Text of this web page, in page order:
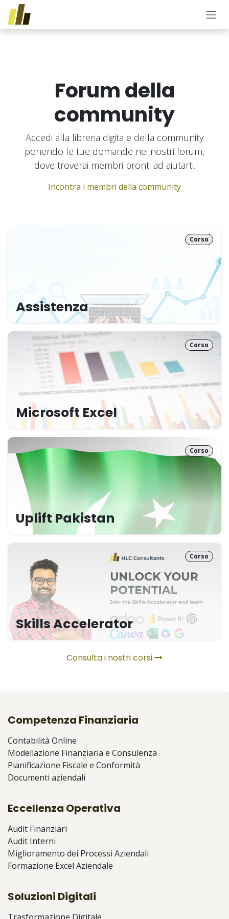
Passa al contenuto
Forum della
community
Accedi alla libreria digitale della community
ponendo le tue domande nei nostri forum,
dove troverai membri pronti ad aiutarti.
Incontra i membri della community
Corso
Assistenza
Corso
Microsoft Excel
Corso
Uplift Pakistan
Corso
Skills Accelerator
Consulta i nostri corsi
Competenza Finanziaria
Contabilità Online
Modellazione Finanziaria e Consulenza
Pianificazione Fiscale e Conformità
Documenti aziendali
Eccellenza Operativa
Audit Finanziari
Audit Interni
Miglioramento dei Processi Aziendali
Formazione Excel Aziendale
Soluzioni Digitali